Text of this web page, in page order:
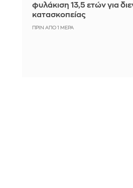
φυλάκιση 13,5 ετών για
κατασκοπείας
ΠΡΙΝ ΑΠΌ 1 ΜΈΡΑ